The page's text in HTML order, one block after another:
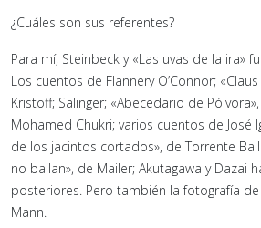
¿Cuáles son sus referentes?
Para mí, Steinbeck y «Las uvas de la ira»
Los cuentos de Flannery O’Connor;
Kristoff; Salinger; «Abecedario de
Mohamed Chukri; varios cuentos de José
de los jacintos cortados», de Torrente
no bailan», de Mailer; Akutagawa y Dazai
posteriores. Pero también la fotografía de
Mann.